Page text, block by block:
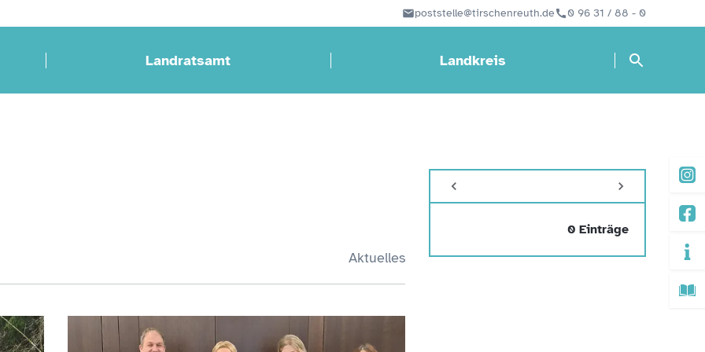
poststelle@tirschenreuth.de 0 96 31 / 88 - 0
Landratsamt Landkreis
Aktuelles
0 Einträge